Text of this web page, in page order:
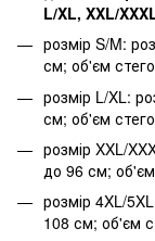
L/XL, XXL/
розмір S/M:
см; об'єм
розмір L/XL:
см; об'єм
розмір XXL/
до 96 см;
розмір 4XL/
108 см; об'єм